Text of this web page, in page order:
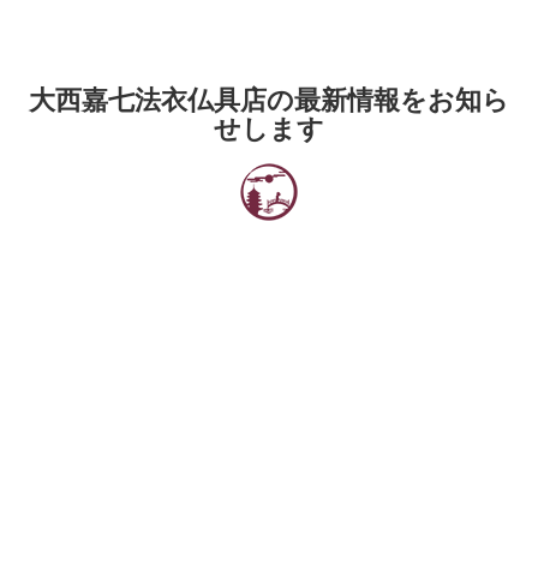
大西嘉七法衣仏具店の最新情報をお知ら
せします